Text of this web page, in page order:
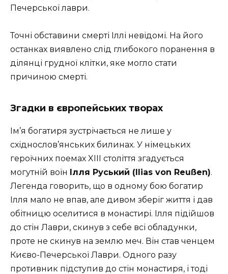
Печерської лаври.
Точні обставини смерті Іллі невідомі. На його
останках виявлено слід глибокого поранення в
ділянці грудної клітки, яке могло стати
причиною смерті.
Згадки в європейських творах
Ім’я богатиря зустрічається не лише у
східнослов’янських билинах. У німецьких
героїчних поемах XIII століття згадується
могутній воїн
Ілля Руський (Ilias von Reußen).
Легенда говорить, що в одному бою богатир
Ілля мало не впав, але дивом зберіг життя і дав
обітницю оселитися в монастирі. Ілля підійшов
до стін Лаври, скинув з себе всі обладунки,
проте не скинув на землю меч. Він став ченцем
Києво-Печерської Лаври. Одного разу
противник підступив до стін монастиря, і тоді